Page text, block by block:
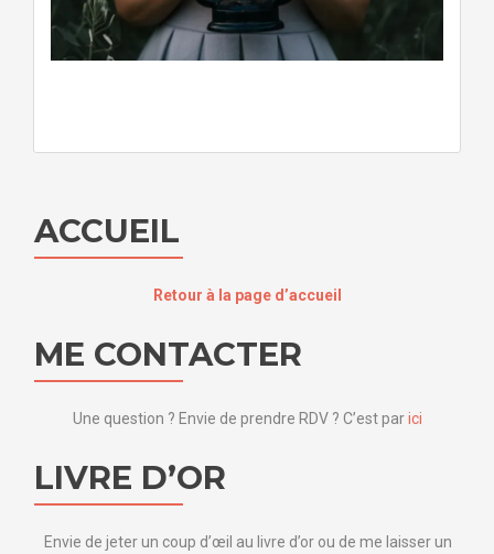
ACCUEIL
Retour à la page d’accueil
ME CONTACTER
Une question ? Envie de prendre RDV ? C’est parici
LIVRE D’OR
Envie de jeter un coup d’œil au livre d’or ou de me laisser un